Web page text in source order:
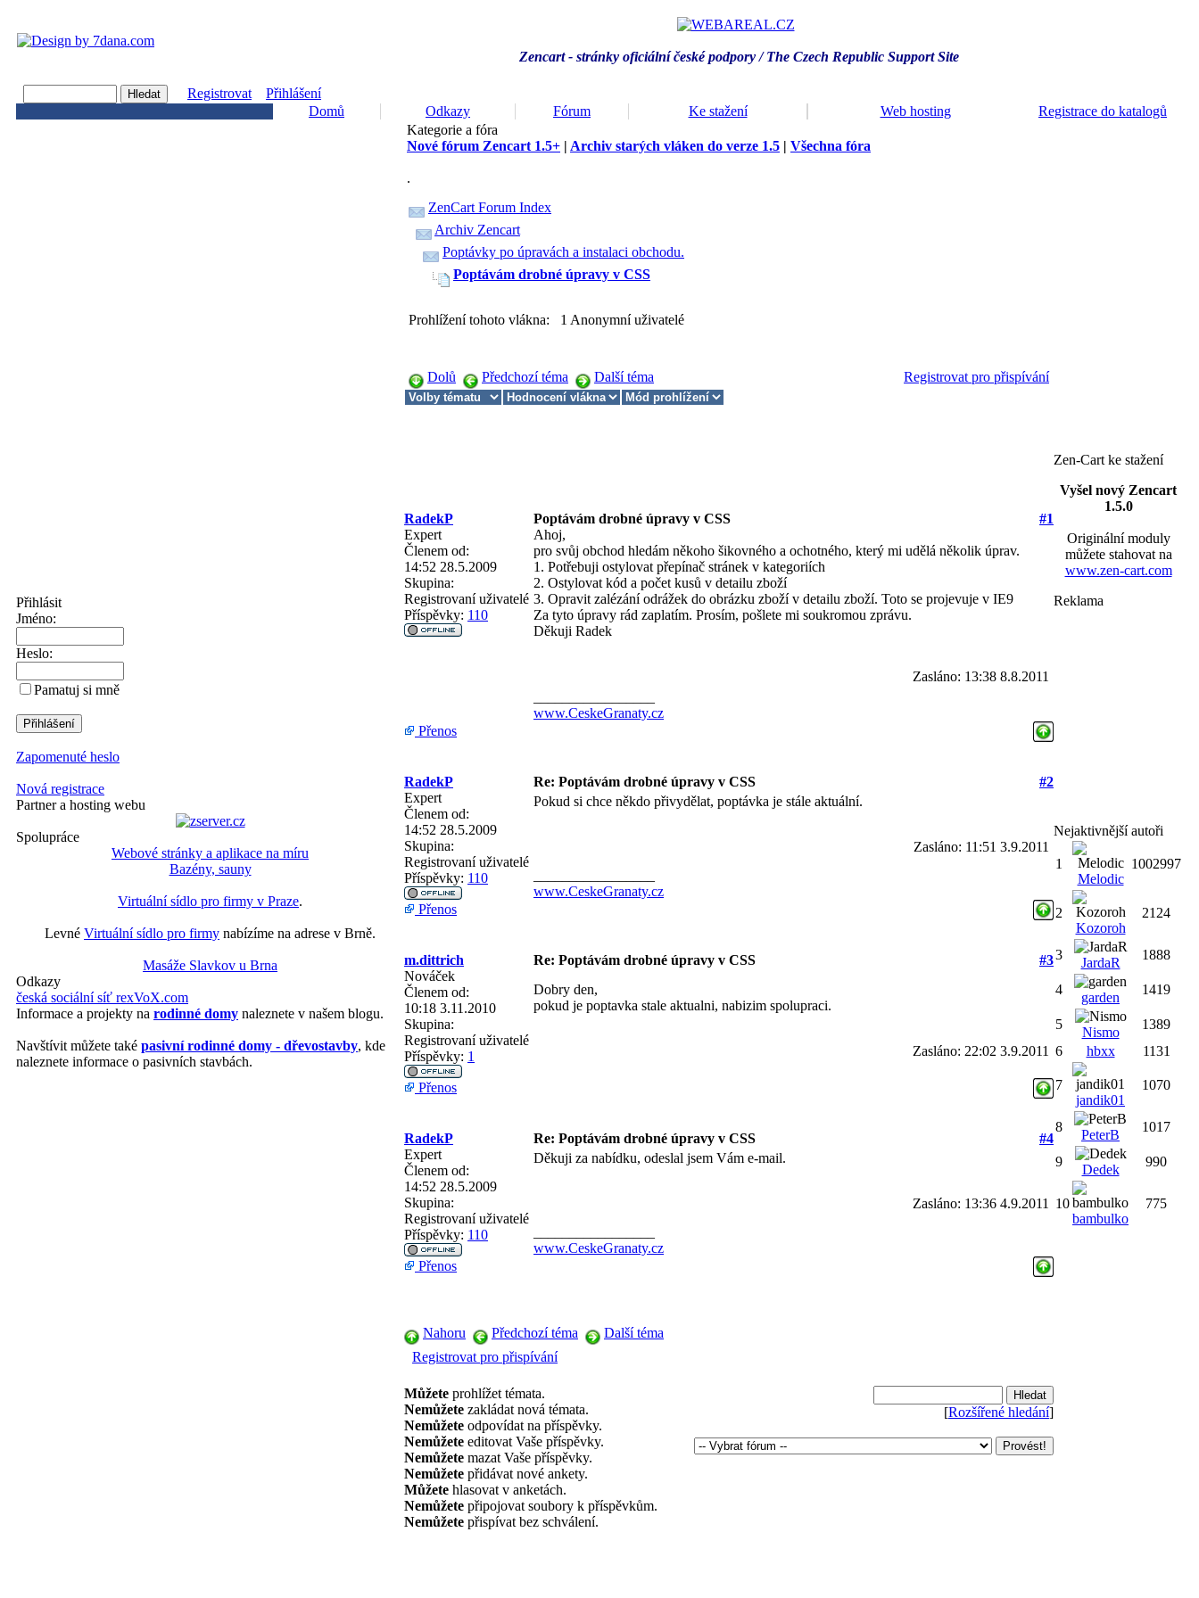
Zencart - stránky oficiální české podpory / The Czech Republic Support Site
Registrovat
Přihlášení
Domů
Odkazy Fórum Ke stažení Web hosting Registrace do katalogů
Přihlásit
Jméno:
Heslo:
Pamatuj si mně
Zapomenuté heslo
Nová registrace
Partner a hosting webu
Spolupráce
Webové stránky a aplikace na míru
Bazény, sauny
Virtuální sídlo pro firmy v Praze.
Levné Virtuální sídlo pro firmy nabízíme na adrese v Brně.
Masáže Slavkov u Brna
Odkazy
česká sociální síť rexVoX.com
Informace a projekty na rodinné domy naleznete v našem blogu.
Navštívit můžete také pasivní rodinné domy - dřevostavby, kde
naleznete informace o pasivních stavbách.
Kategorie a fóra
Nové fórum Zencart 1.5+ | Archiv starých vláken do verze 1.5 | Všechna fóra
.
ZenCart Forum Index
Archiv Zencart
Poptávky po úpravách a instalaci obchodu.
Poptávám drobné úpravy v CSS
Prohlížení tohoto vlákna: 1 Anonymní uživatelé
Dolů Předchozí téma Další téma Registrovat pro přispívání
RadekP Poptávám drobné úpravy v CSS
#1
Expert
Členem od:
14:52 28.5.2009
Skupina:
Registrovaní uživatelé
Příspěvky: 110
Ahoj,
pro svůj obchod hledám někoho šikovného a ochotného, který mi udělá několik úprav.
1. Potřebuji ostylovat přepínač stránek v kategoriích
2. Ostylovat kód a počet kusů v detailu zboží
3. Opravit zalézání odrážek do obrázku zboží v detailu zboží. Toto se projevuje v IE9
Za tyto úpravy rád zaplatím. Prosím, pošlete mi soukromou zprávu.
Děkuji Radek
Zasláno: 13:38 8.8.2011
www.CeskeGranaty.cz
Přenos
RadekP Re: Poptávám drobné úpravy v CSS
#2
Expert
Členem od:
14:52 28.5.2009
Skupina:
Registrovaní uživatelé
Příspěvky: 110
Pokud si chce někdo přivydělat, poptávka je stále aktuální.
Zasláno: 11:51 3.9.2011
www.CeskeGranaty.cz
Přenos
m.dittrich Re: Poptávám drobné úpravy v CSS
#3
Nováček
Členem od:
10:18 3.11.2010
Skupina:
Registrovaní uživatelé
Příspěvky: 1
Dobry den,
pokud je poptavka stale aktualni, nabizim spolupraci.
Zasláno: 22:02 3.9.2011
Přenos
RadekP Re: Poptávám drobné úpravy v CSS
#4
Expert
Členem od:
14:52 28.5.2009
Skupina:
Registrovaní uživatelé
Příspěvky: 110
Děkuji za nabídku, odeslal jsem Vám e-mail.
Zasláno: 13:36 4.9.2011
www.CeskeGranaty.cz
Přenos
Nahoru Předchozí téma
Další téma
Registrovat pro přispívání
Můžete prohlížet témata.
Nemůžete zakládat nová témata.
Nemůžete odpovídat na příspěvky.
Nemůžete editovat Vaše příspěvky.
Nemůžete mazat Vaše příspěvky.
Nemůžete přidávat nové ankety.
Můžete hlasovat v anketách.
Nemůžete připojovat soubory k příspěvkům.
Nemůžete přispívat bez schválení.
[Rozšířené hledání]
Zen-Cart ke stažení
Vyšel nový Zencart
1.5.0
Originální moduly
můžete stahovat na
www.zen-cart.com
Reklama
Nejaktivnější autoři
1
Melodic
1002997
2
Kozoroh
2124
3
JardaR
1888
4
garden
1419
5
Nismo
1389
6
hbxx 1131
7
jandik01
1070
8
PeterB
1017
9
Dedek
990
10
bambulko
775